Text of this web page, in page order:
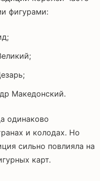
фигурами:
Македонский.
одинаково
и колодах. Но
сильно повлияла на
карт.